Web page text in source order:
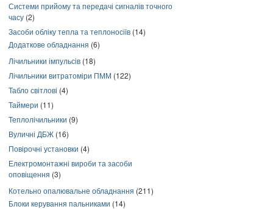
Системи прийому та передачі сигналів точного
часу (2)
Засоби обліку тепла та теплоносіїв (14)
Додаткове обладнання (6)
Лічильники імпульсів (18)
Лічильники витратоміри ПММ (122)
Табло світлові (4)
Таймери (11)
Теплолічильники (9)
Вуличні ДБЖ (16)
Повірочні установки (4)
Електромонтажні вироби та засоби
оповіщення (3)
Котельно опалювальне обладнання (211)
Блоки керування пальниками (14)